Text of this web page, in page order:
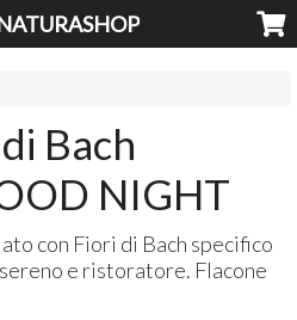
Bach
NIGHT
con Fiori di Bach specifico
e ristoratore. Flacone